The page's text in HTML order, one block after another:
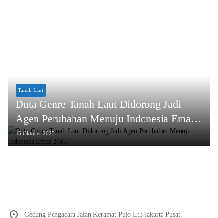
Tanah Laut
Duta Genre Tanah Laut Didorong Jadi
Agen Perubahan Menuju Indonesia Emas
2045
15 Oktober 2025
Gedung Pengacara Jalan Keramat Pulo Lt3 Jakarta Pusat